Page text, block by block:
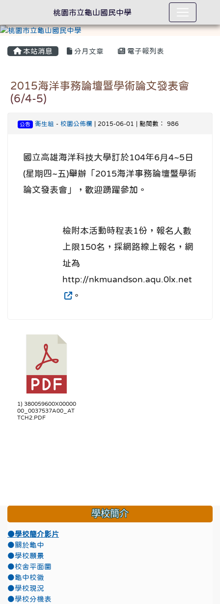
本站消息 分月文章 電子報列表
2015海洋事務論壇暨學術論文發表會
(6/4-5)
公告 衛生組 - 校園公佈欄 | 2015-06-01 | 點閱數： 986
國立高雄海洋科技大學訂於104年6月4~5日
(星期四~五)舉辦「2015海洋事務論壇暨學術
論文發表會」，歡迎踴躍參加。
檢附本活動時程表1份，報名人數
上限150名，採網路線上報名，網
址為
http://nkmuandson.aqu.0lx.net
。
1) 380059600X00000
00_0037537A00_AT
TCH2.PDF
學校簡介
●學校簡介影片
●關於龜中
●學校願景
●校舍平面圖
●龜中校徽
●學校現況
●學校分機表
桃園市立龜山國民中學